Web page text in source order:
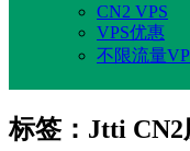
CN2 VPS
VPS优惠
不限流量
标签：Jtti CN2